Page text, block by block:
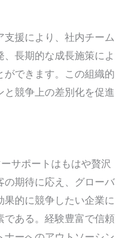
支援により、社内チーム
長期的な成長施策によ
ができます。この組織的
と競争上の差別化を促進
サポートはもはや贅沢
の期待に応え、グローバ
果的に競争したい企業に
である。経験豊富で信頼